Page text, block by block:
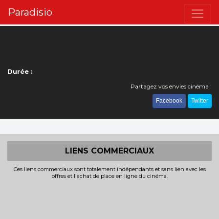
Paradisio
Durée :
Partagez vos envies cinéma :
Facebook Twitter
LIENS COMMERCIAUX
Ces liens commerciaux sont totalement indépendants et sans lien avec les
offres et l'achat de place en ligne du cinéma.